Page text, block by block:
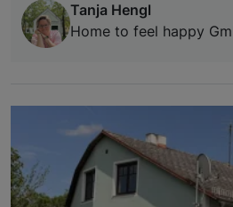
Tanja Hengl
Home to feel happy